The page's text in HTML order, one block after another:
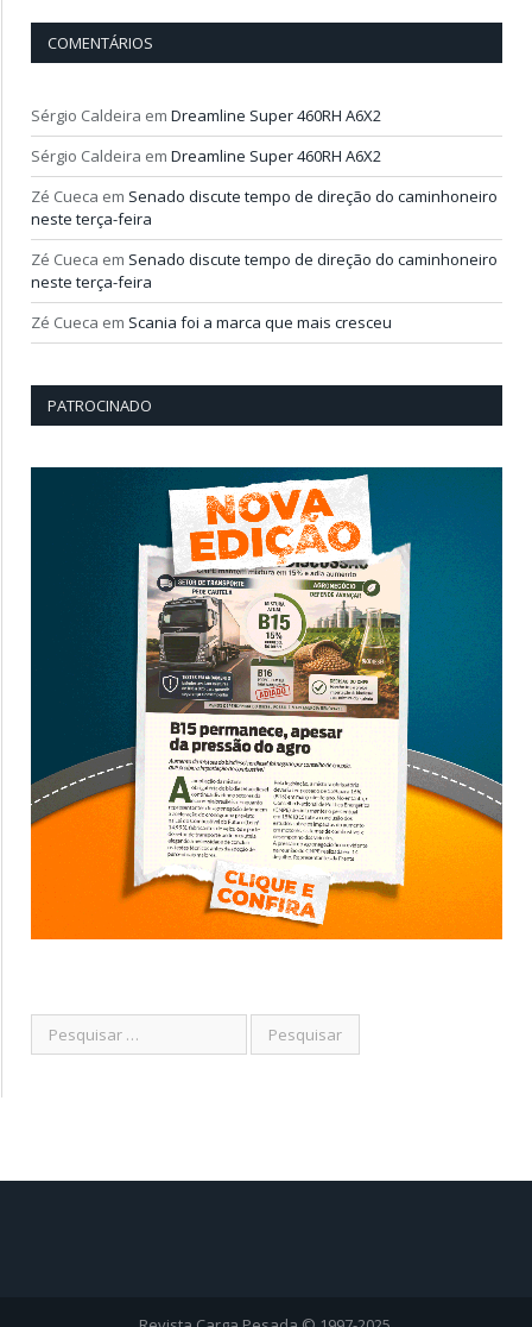
COMENTÁRIOS
Sérgio Caldeira em Dreamline Super 460RH A6X2
Sérgio Caldeira em Dreamline Super 460RH A6X2
Zé Cueca em Senado discute tempo de direção do caminhoneiro
neste terça-feira
Zé Cueca em Senado discute tempo de direção do caminhoneiro
neste terça-feira
Zé Cueca em Scania foi a marca que mais cresceu
PATROCINADO